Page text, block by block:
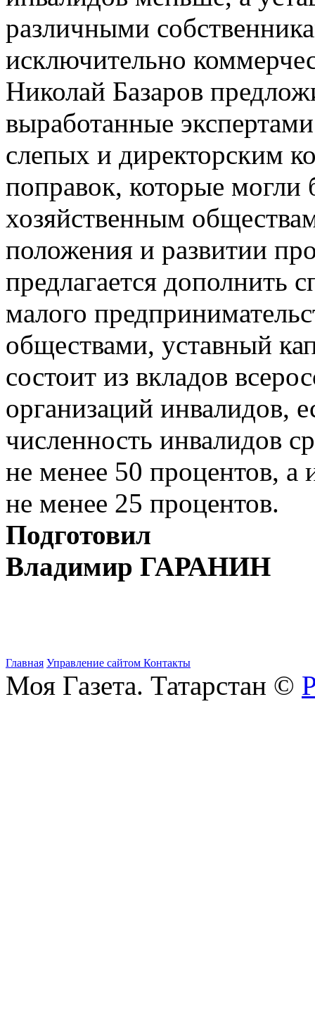
различными
исключительно
Николай Базаров
выработанные
слепых и директорским
поправок, которые
хозяйственным
положения и развитии
предлагается дополнить
малого
обществами, уставный
состоит из вкладов
организаций инвалидов,
численность инвалидов
не менее 50 процентов, а
не менее 25 процентов.
Подготовил
Владимир ГАРАНИН
Главная Управление сайтом Контакты
Моя Газета. Татарстан ©